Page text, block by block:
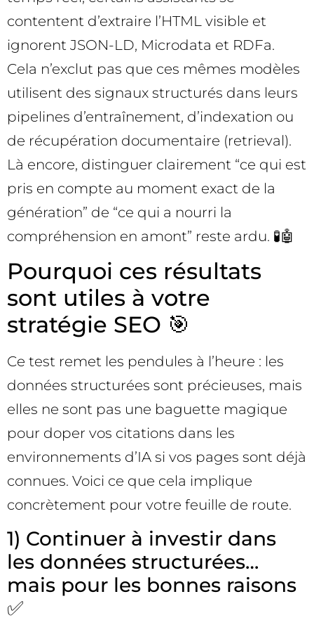
contentent d’extraire l’HTML visible et
ignorent JSON-LD, Microdata et RDFa.
Cela n’exclut pas que ces mêmes modèles
utilisent des signaux structurés dans leurs
pipelines d’entraînement, d’indexation ou
de récupération documentaire (retrieval).
Là encore, distinguer clairement “ce qui est
pris en compte au moment exact de la
génération” de “ce qui a nourri la
compréhension en amont” reste ardu. 🧪🤖
Pourquoi ces résultats
sont utiles à votre
stratégie SEO 🎯
Ce test remet les pendules à l’heure : les
données structurées sont précieuses, mais
elles ne sont pas une baguette magique
pour doper vos citations dans les
environnements d’IA si vos pages sont déjà
connues. Voici ce que cela implique
concrètement pour votre feuille de route.
1) Continuer à investir dans
les données structurées…
mais pour les bonnes raisons
✅